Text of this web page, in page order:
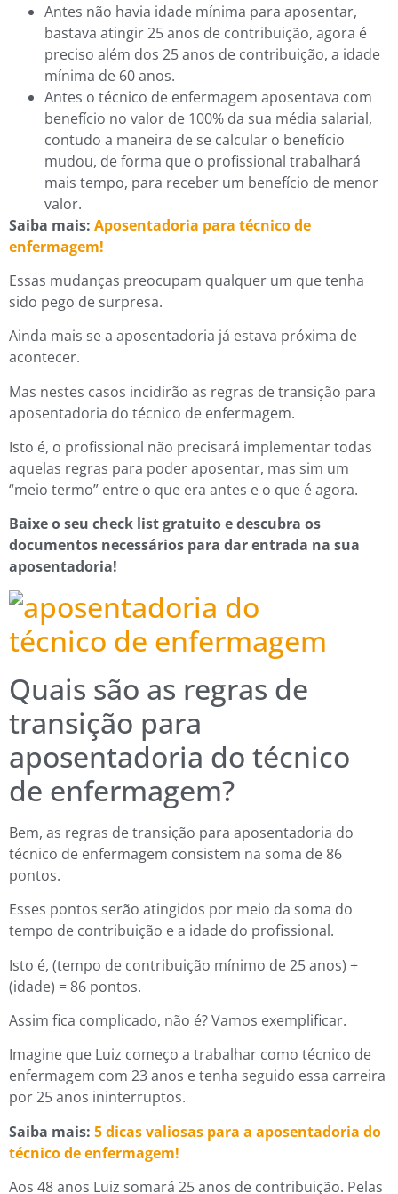
Antes não havia idade mínima para aposentar,
bastava atingir 25 anos de contribuição, agora é
preciso além dos 25 anos de contribuição, a idade
mínima de 60 anos.
Antes o técnico de enfermagem aposentava com
benefício no valor de 100% da sua média salarial,
contudo a maneira de se calcular o benefício
mudou, de forma que o profissional trabalhará
mais tempo, para receber um benefício de menor
valor.
Saiba mais: Aposentadoria para técnico de
enfermagem!
Essas mudanças preocupam qualquer um que tenha
sido pego de surpresa.
Ainda mais se a aposentadoria já estava próxima de
acontecer.
Mas nestes casos incidirão as regras de transição para
aposentadoria do técnico de enfermagem.
Isto é, o profissional não precisará implementar todas
aquelas regras para poder aposentar, mas sim um
“meio termo” entre o que era antes e o que é agora.
Baixe o seu check list gratuito e descubra os
documentos necessários para dar entrada na sua
aposentadoria!
Quais são as regras de
transição para
aposentadoria do técnico
de enfermagem?
Bem, as regras de transição para aposentadoria do
técnico de enfermagem consistem na soma de 86
pontos.
Esses pontos serão atingidos por meio da soma do
tempo de contribuição e a idade do profissional.
Isto é, (tempo de contribuição mínimo de 25 anos) +
(idade) = 86 pontos.
Assim fica complicado, não é? Vamos exemplificar.
Imagine que Luiz começo a trabalhar como técnico de
enfermagem com 23 anos e tenha seguido essa carreira
por 25 anos ininterruptos.
Saiba mais: 5 dicas valiosas para a aposentadoria do
técnico de enfermagem!
Aos 48 anos Luiz somará 25 anos de contribuição. Pelas